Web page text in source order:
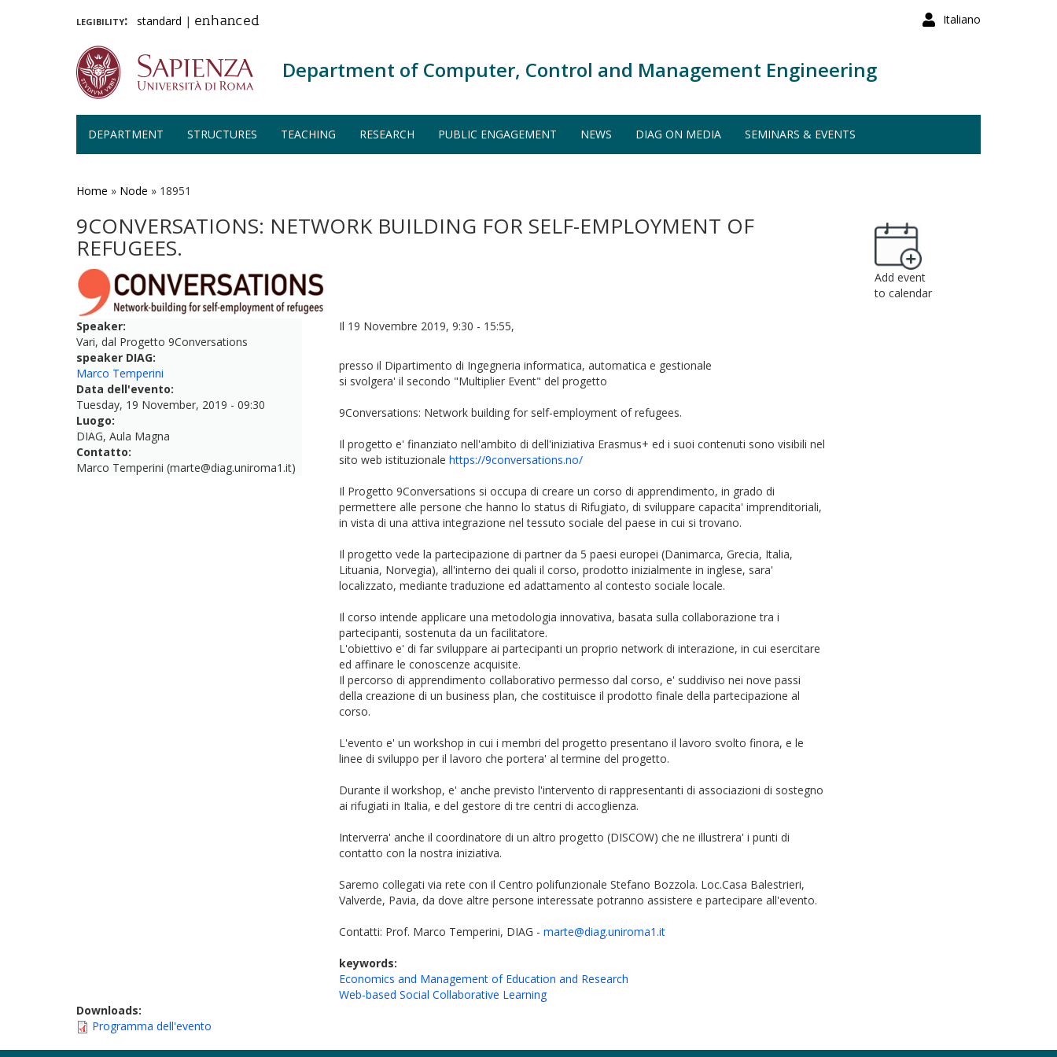
Italiano
legibility: standard | enhanced
Department of Computer, Control and Management Engineering
DEPARTMENT STRUCTURES TEACHING RESEARCH PUBLIC ENGAGEMENT NEWS DIAG ON MEDIA SEMINARS & EVENTS
Home » Node » 18951
9CONVERSATIONS: NETWORK BUILDING FOR SELF-EMPLOYMENT OF
REFUGEES.
Speaker:
Vari, dal Progetto 9Conversations
speaker DIAG:
Marco Temperini
Data dell'evento:
Tuesday, 19 November, 2019 - 09:30
Luogo:
DIAG, Aula Magna
Contatto:
Marco Temperini (marte@diag.uniroma1.it)
Il 19 Novembre 2019, 9:30 - 15:55,
presso il Dipartimento di Ingegneria informatica, automatica e gestionale
si svolgera' il secondo "Multiplier Event" del progetto
9Conversations: Network building for self-employment of refugees.
Il progetto e' finanziato nell'ambito di dell'iniziativa Erasmus+ ed i suoi contenuti sono visibili nel
sito web istituzionalehttps://9conversations.no/
Il Progetto 9Conversations si occupa di creare un corso di apprendimento, in grado di
permettere alle persone che hanno lo status di Rifugiato, di sviluppare capacita' imprenditoriali,
in vista di una attiva integrazione nel tessuto sociale del paese in cui si trovano.
Il progetto vede la partecipazione di partner da 5 paesi europei (Danimarca, Grecia, Italia,
Lituania, Norvegia), all'interno dei quali il corso, prodotto inizialmente in inglese, sara'
localizzato, mediante traduzione ed adattamento al contesto sociale locale.
Il corso intende applicare una metodologia innovativa, basata sulla collaborazione tra i
partecipanti, sostenuta da un facilitatore.
L'obiettivo e' di far sviluppare ai partecipanti un proprio network di interazione, in cui esercitare
ed affinare le conoscenze acquisite.
Il percorso di apprendimento collaborativo permesso dal corso, e' suddiviso nei nove passi
della creazione di un business plan, che costituisce il prodotto finale della partecipazione al
corso.
L'evento e' un workshop in cui i membri del progetto presentano il lavoro svolto finora, e le
linee di sviluppo per il lavoro che portera' al termine del progetto.
Durante il workshop, e' anche previsto l'intervento di rappresentanti di associazioni di sostegno
ai rifugiati in Italia, e del gestore di tre centri di accoglienza.
Interverra' anche il coordinatore di un altro progetto (DISCOW) che ne illustrera' i punti di
contatto con la nostra iniziativa.
Saremo collegati via rete con il Centro polifunzionale Stefano Bozzola. Loc.Casa Balestrieri,
Valverde, Pavia, da dove altre persone interessate potranno assistere e partecipare all'evento.
Contatti: Prof. Marco Temperini, DIAG -marte@diag.uniroma1.it
keywords:
Economics and Management of Education and Research
Web-based Social Collaborative Learning
Downloads:
Programma dell'evento
Add event
to calendar